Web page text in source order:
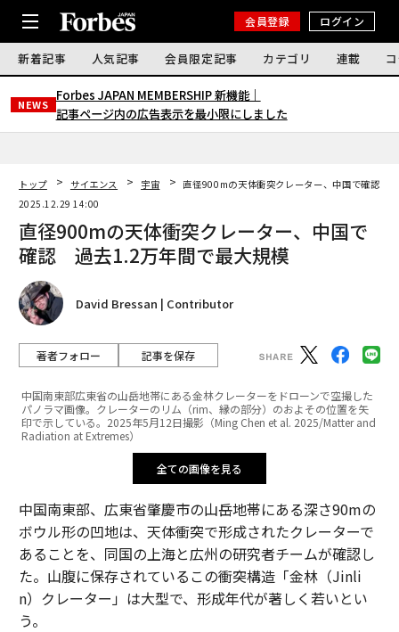
会員登録 ログイン
新着記事 人気記事 会員限定記事 カテゴリ 連載
NEWS
Forbes JAPAN MEMBERSHIP 新機能｜
記事ページ内の広告表示を最小限にしました
トップ サイエンス 宇宙
直径900mの天体衝突クレーター、中国で確認
2025.12.29 14:00
直径900mの天体衝突クレーター、中国で
確認 過去1.2万年間で最大規模
David Bressan | Contributor
著者フォロー 記事を保存
中国南東部広東省の山岳地帯にある金林クレーターをドローンで空撮した
パノラマ画像。クレーターのリム（rim、縁の部分）のおよその位置を矢
印で示している。2025年5月12日撮影（Ming Chen et al. 2025/Matter and
Radiation at Extremes）
全ての画像を見る
中国南東部、広東省肇慶市の山岳地帯にある深さ90mの
ボウル形の凹地は、天体衝突で形成されたクレーターで
あることを、同国の上海と広州の研究者チームが確認し
た。山腹に保存されているこの衝突構造「金林（Jinli
n）クレーター」は大型で、形成年代が著しく若いとい
う。